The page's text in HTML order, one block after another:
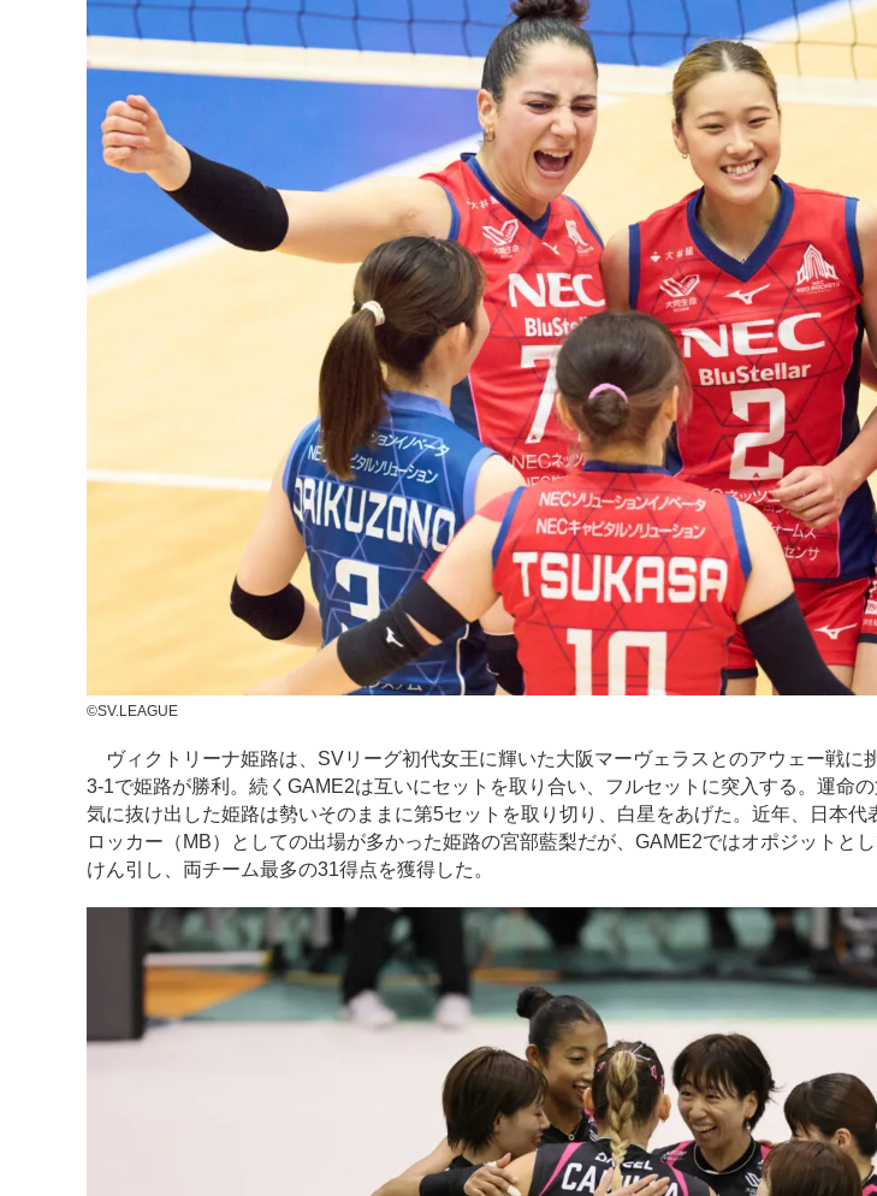
©SV.LEAGUE
ヴィクトリーナ姫路は、SVリーグ初代女王に輝いた大阪マーヴェラスとのアウェー戦に
3-1で姫路が勝利。続くGAME2は互いにセットを取り合い、フルセットに突入する。運命
気に抜け出した姫路は勢いそのままに第5セットを取り切り、白星をあげた。近年、日本
ロッカー（MB）としての出場が多かった姫路の宮部藍梨だが、GAME2ではオポジットと
けん引し、両チーム最多の31得点を獲得した。